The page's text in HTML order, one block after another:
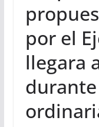
por el
llegara
durante